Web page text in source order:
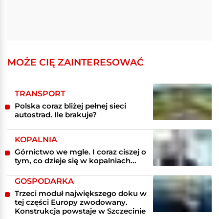
MOŻE CIĘ ZAINTERESOWAĆ
TRANSPORT
Polska coraz bliżej pełnej sieci
autostrad. Ile brakuje?
KOPALNIA
Górnictwo we mgle. I coraz ciszej o
tym, co dzieje się w kopalniach...
GOSPODARKA
Trzeci moduł największego doku w
tej części Europy zwodowany.
Konstrukcja powstaje w Szczecinie